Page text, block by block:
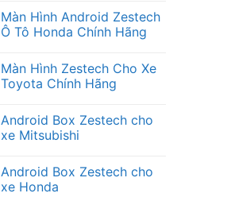
bình
luận
ở
Android
Zestech
Mitsubishi
Màn Hình Android Zestech
Ô Tô Honda Chính Hãng
bình
luận
ở
Android
Zestech
Ô
Chính
Hãng
Màn Hình Zestech Cho Xe
Toyota Chính Hãng
bình
luận
ở
Zestech
Cho
Xe
Android Box Zestech cho
xe Mitsubishi
bình
luận
ở
Android Box Zestech cho
xe Honda